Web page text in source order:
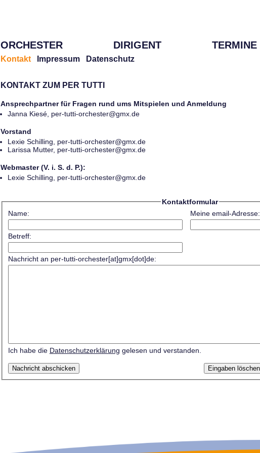
ORCHESTER DIRIGENT TERMINE
Kontakt Impressum Datenschutz
KONTAKT ZUM PER TUTTI
Ansprechpartner für Fragen rund ums Mitspielen und Anmeldung
Janna Kiesé, per-tutti-orchester@gmx.de
Vorstand
Lexie Schilling, per-tutti-orchester@gmx.de
Larissa Mutter, per-tutti-orchester@gmx.de
Webmaster (V. i. S. d. P.):
Lexie Schilling, per-tutti-orchester@gmx.de
Kontaktformular
Name:
Meine email-Adresse:
Betreff:
Nachricht an per-tutti-orchester[at]gmx[dot]de:
Ich habe die Datenschutzerklärung gelesen und verstanden.